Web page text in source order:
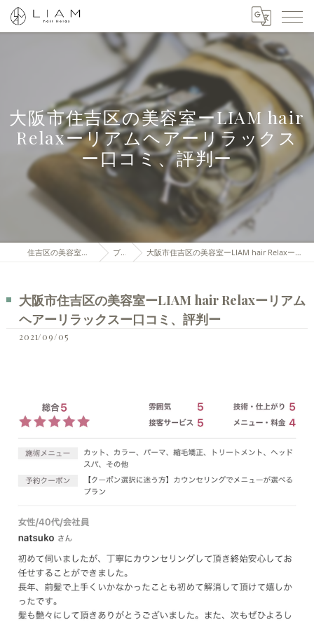
大阪市住吉区の美容室ーLIAM hair
Relaxーリアムヘアーリラックス
ー口コミ、評判ー
住吉区の美容室はLIAM hair Relax ブログ 大阪市住吉区の美容室ーLIAM hair Relaxーリアムヘアーリラックスー口コミ、評判ー
大阪市住吉区の美容室ーLIAM hair Relaxーリアム
ヘアーリラックスー口コミ、評判ー
2021/09/05